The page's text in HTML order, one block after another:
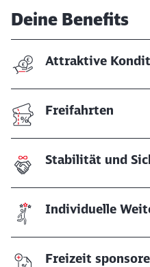
Deine Benefits
Attraktive
Freifahrten
Stabilität und
Individuelle
Freizeit